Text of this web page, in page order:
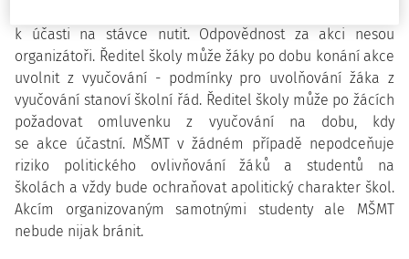
k účasti na stávce nutit. Odpovědnost za akci nesou
organizátoři. Ředitel školy může žáky po dobu konání akce
uvolnit z vyučování - podmínky pro uvolňování žáka z
vyučování stanoví školní řád. Ředitel školy může po žácích
požadovat omluvenku z vyučování na dobu, kdy
se akce účastní. MŠMT v žádném případě nepodceňuje
riziko politického ovlivňování žáků a studentů na
školách a vždy bude ochraňovat apolitický charakter škol.
Akcím organizovaným samotnými studenty ale MŠMT
nebude nijak bránit.